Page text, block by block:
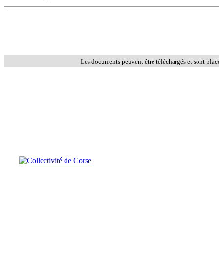
Les documents peuvent être téléchargés et sont